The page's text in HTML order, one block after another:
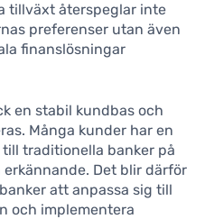
tillväxt återspeglar inte
preferenser utan även
finanslösningar
en stabil kundbas och
Många kunder har en
traditionella banker på
Det blir därför
att anpassa sig till
och implementera